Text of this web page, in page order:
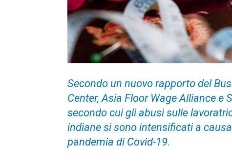
Secondo un nuovo rapporto del
Center, Asia Floor Wage Alliance e
secondo cui gli abusi sulle
indiane si sono intensificati a
pandemia di Covid-19.